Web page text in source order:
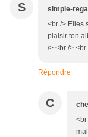
S simple-
<br /> Elles
plaisir ton
/> <br />
Répondre
C